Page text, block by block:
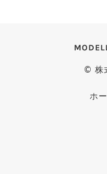
© 株
ホ